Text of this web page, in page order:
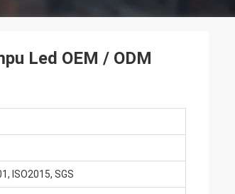
Led OEM / ODM
ISO2015, SGS